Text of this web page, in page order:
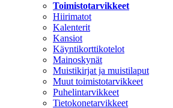
Toimistotarvikkeet
Hiirimatot
Kalenterit
Kansiot
Käyntikorttikotelot
Mainoskynät
Muistikirjat ja muistilaput
Muut toimistotarvikkeet
Puhelintarvikkeet
Tietokonetarvikkeet